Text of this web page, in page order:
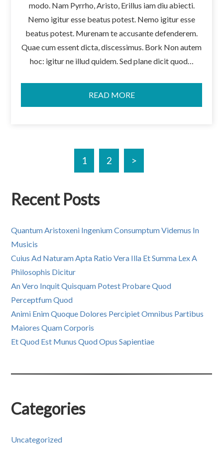
modo. Nam Pyrrho, Aristo, Erillus iam diu abiecti.
Nemo igitur esse beatus potest. Nemo igitur esse
beatus potest. Murenam te accusante defenderem.
Quae cum essent dicta, discessimus. Bork Non autem
hoc: igitur ne illud quidem. Sed plane dicit quod…
READ MORE
1 2 >
Recent Posts
Quantum Aristoxeni Ingenium Consumptum Videmus In
Musicis
Cuius Ad Naturam Apta Ratio Vera Illa Et Summa Lex A
Philosophis Dicitur
An Vero Inquit Quisquam Potest Probare Quod
Perceptfum Quod
Animi Enim Quoque Dolores Percipiet Omnibus Partibus
Maiores Quam Corporis
Et Quod Est Munus Quod Opus Sapientiae
Categories
Uncategorized